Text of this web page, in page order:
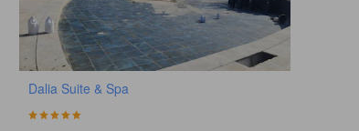
Dalia Suite & Spa